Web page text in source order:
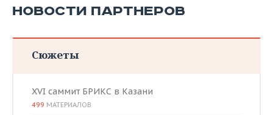
НОВОСТИ ПАРТНЕРОВ
Сюжеты
XVI саммит БРИКС в Казани
499 МАТЕРИАЛОВ